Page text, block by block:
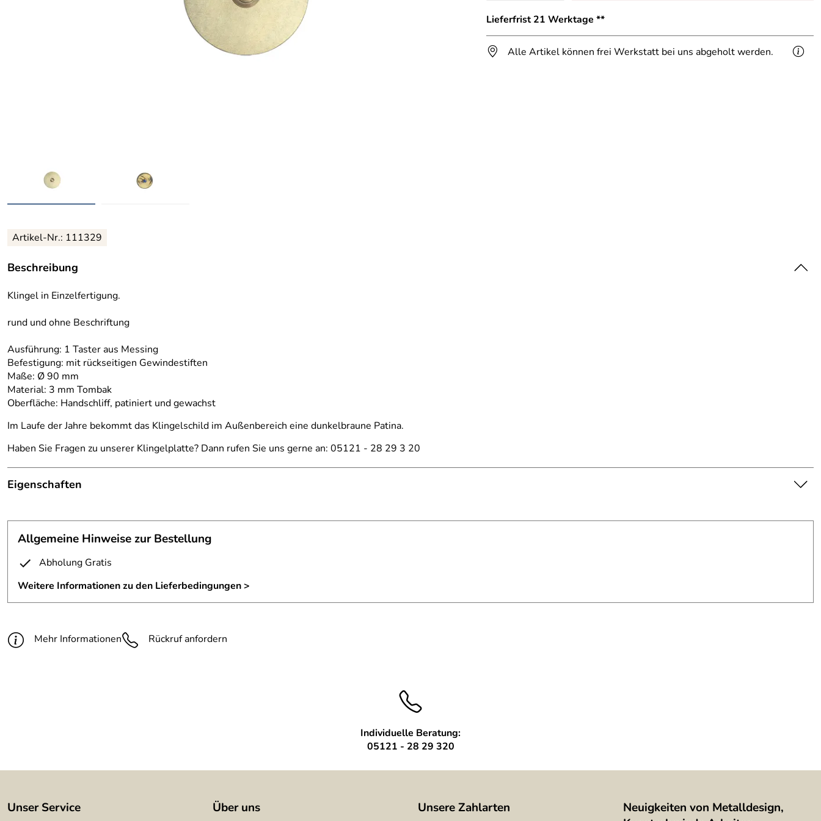
Lieferfrist 21 Werktage **
Alle Artikel können frei Werkstatt bei uns abgeholt werden.
Artikel-Nr.: 111329
Beschreibung
Klingel in Einzelfertigung.
rund und ohne Beschriftung
Ausführung: 1 Taster aus Messing
Befestigung: mit rückseitigen Gewindestiften
Maße: Ø 90 mm
Material: 3 mm Tombak
Oberfläche: Handschliff, patiniert und gewachst
Im Laufe der Jahre bekommt das Klingelschild im Außenbereich eine dunkelbraune Patina.
Haben Sie Fragen zu unserer Klingelplatte? Dann rufen Sie uns gerne an: 05121 - 28 29 3 20
Eigenschaften
Befestigung:
mit rückseitig angeschweißten Gewindebolzen
Maße:
Durchmesser 90 mm cm
Oberfläche:
patiniert und gewachst
Allgemeine Hinweise zur Bestellung
Abholung Gratis
Weitere Informationen zu den Lieferbedingungen >
Mehr Informationen Rückruf anfordern
Individuelle Beratung:
05121 - 28 29 320
Unser Service Über uns Unsere Zahlarten
Neuigkeiten von Metalldesign,